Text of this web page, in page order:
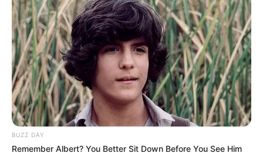
BUZZ DAY
Remember Albert? You Better Sit Down Before You See Him